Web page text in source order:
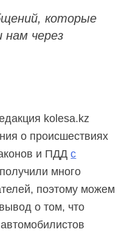
которые
через
kolesa.kz
о происшествиях
и ПДДс
много
поэтому можем
о том, что